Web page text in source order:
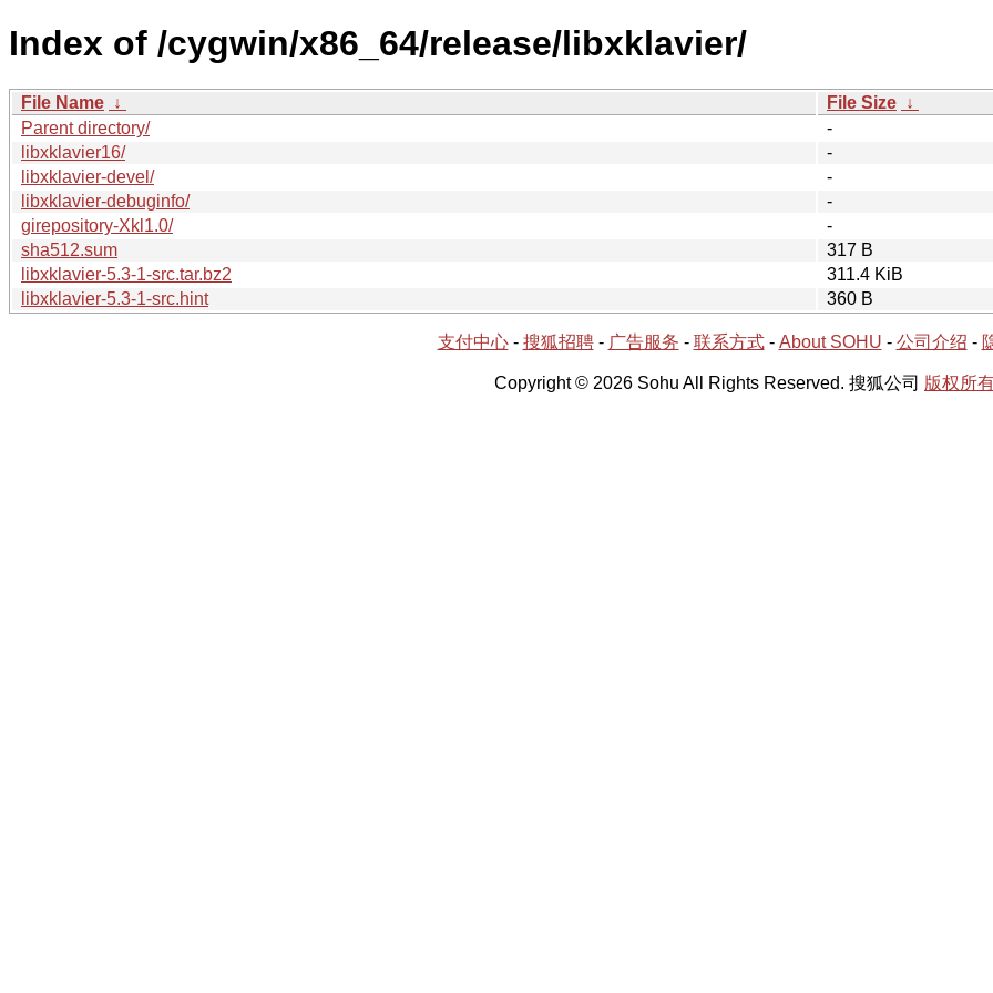
Index of /cygwin/x86_64/release/libxklavier/
File Name ↓ File Size ↓
Parent directory/
-
libxklavier16/
-
libxklavier-devel/
-
libxklavier-debuginfo/
-
girepository-Xkl1.0/
-
sha512.sum
317 B
libxklavier-5.3-1-src.tar.bz2
311.4 KiB
libxklavier-5.3-1-src.hint
360 B
支付中心- 搜狐招聘- 广告服务 - 联系方式- About SOHU - 公司介绍 -
Copyright © 2026 Sohu All Rights Reserved. 搜狐公司 版权所